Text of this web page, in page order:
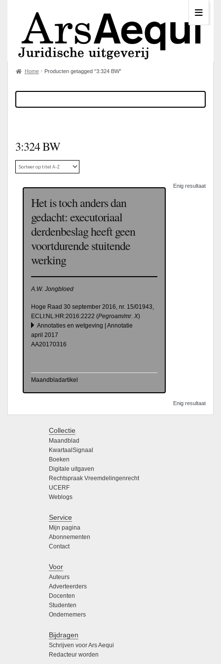
Home Producten getagged “3:324 BW”
3:324 BW
Enig resultaat
Het is toch anders dan
gedacht: executoriaal
derdenbeslag heeft geen
voortdurende stuitende
werking
A.W. Jongbloed
Hoge Raad 30 september 2016, nr. 15/01943,
ECLI:NL:HR:2016:2222 (Pegroam/mr. X)
Annotaties en wetgeving | Annotatie
april 2017
AA20170316
Maandbladartikel
Enig resultaat
Collectie
Maandblad
KwartaalSignaal
Boeken
Digitale uitgaven
Rechtspraak Vreemdelingenrecht
UCERF
Weblogs
Service
Mijn pagina
Abonnementen
Contact
Voor
Auteurs
Adverteerders
Docenten
Studenten
Ondernemers
Bijdragen
Schrijven voor Ars Aequi
Redacteur worden